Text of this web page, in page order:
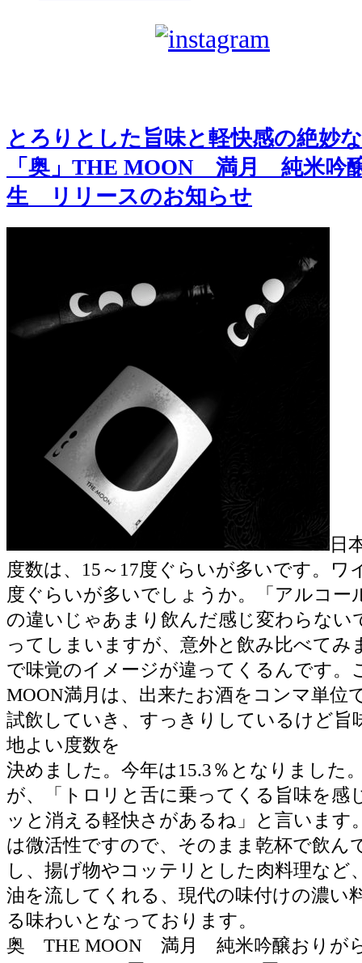
とろりとした旨味と軽快感の絶妙
「奥」THE MOON 満月 純米吟
生 リリースのお知らせ
日
度数は、15～17度ぐらいが多いです。ワ
度ぐらいが多いでしょうか。「アルコー
の違いじゃあまり飲んだ感じ変わらない
ってしまいますが、意外と飲み比べてみ
で味覚のイメージが違ってくるんです。
MOON満月は、出来たお酒をコンマ単位
試飲していき、すっきりしているけど旨
地よい度数を
決めました。今年は15.3％となりました
が、「トロリと舌に乗ってくる旨味を感
ッと消える軽快さがあるね」と言います
は微活性ですので、そのまま乾杯で飲ん
し、揚げ物やコッテリとした肉料理など
油を流してくれる、現代の味付けの濃い
る味わいとなっております。
奥 THE MOON 満月 純米吟醸おりが